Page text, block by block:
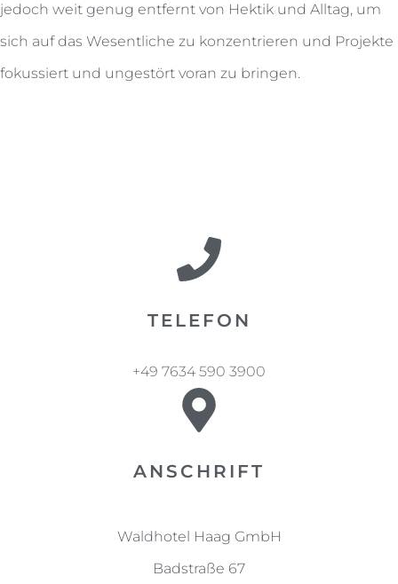
jedoch weit genug entfernt von Hektik und Alltag, um
sich auf das Wesentliche zu konzentrieren und Projekte
fokussiert und ungestört voran zu bringen.
TELEFON
+49 7634 590 3900
ANSCHRIFT
Waldhotel Haag GmbH
Badstraße 67